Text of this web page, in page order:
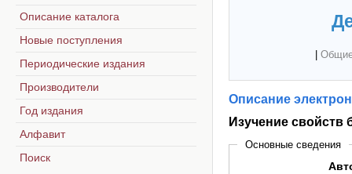
Описание
Изучение свойств
Основные сведения
Описание каталога
Новые поступления
Периодические издания
Производители
Год издания
Алфавит
Поиск